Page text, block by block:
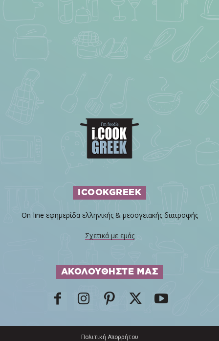
ICOOKGREEK
On-line εφημερίδα ελληνικής & μεσογειακής διατροφής
Σχετικά με εμάς
ΑΚΟΛΟΥΘΗΣΤΕ ΜΑΣ
Πολιτική Απορρήτου